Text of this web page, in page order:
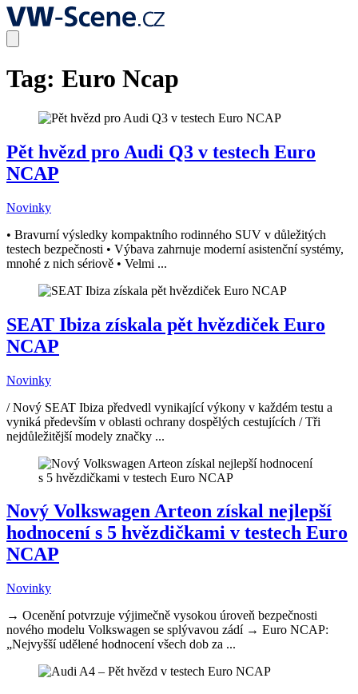
Tag: Euro Ncap
Pět hvězd pro Audi Q3 v testech Euro
NCAP
Novinky
• Bravurní výsledky kompaktního rodinného SUV v důležitých
testech bezpečnosti • Výbava zahrnuje moderní asistenční systémy,
mnohé z nich sériově • Velmi ...
SEAT Ibiza získala pět hvězdiček Euro
NCAP
Novinky
/ Nový SEAT Ibiza předvedl vynikající výkony v každém testu a
vyniká především v oblasti ochrany dospělých cestujících / Tři
nejdůležitější modely značky ...
Nový Volkswagen Arteon získal nejlepší
hodnocení s 5 hvězdičkami v testech Euro
NCAP
Novinky
→ Ocenění potvrzuje výjimečně vysokou úroveň bezpečnosti
nového modelu Volkswagen se splývavou zádí → Euro NCAP:
„Nejvyšší udělené hodnocení všech dob za ...